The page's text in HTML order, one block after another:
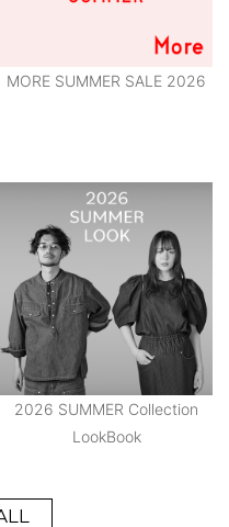
MORE SUMMER SALE 2026
2026 SUMMER Collection
LookBook